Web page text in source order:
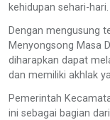
kehidupan sehari-hari.
Dengan mengusung
Menyongsong Masa
diharapkan dapat
dan memiliki akhlak
Pemerintah
ini sebagai bagian